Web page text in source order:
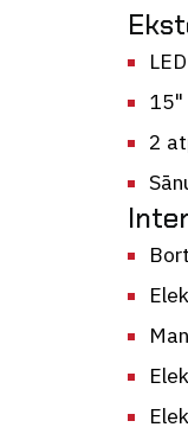
15"
2